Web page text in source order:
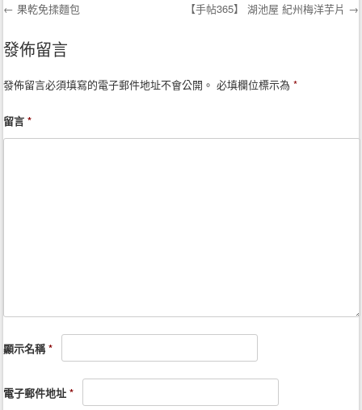
Post navigation
← 果乾免揉麵包 【手帖365】 湖池屋 紀州梅洋芋片 →
發佈留言
發佈留言必須填寫的電子郵件地址不會公開。 必填欄位標示為*
留言*
顯示名稱*
電子郵件地址*